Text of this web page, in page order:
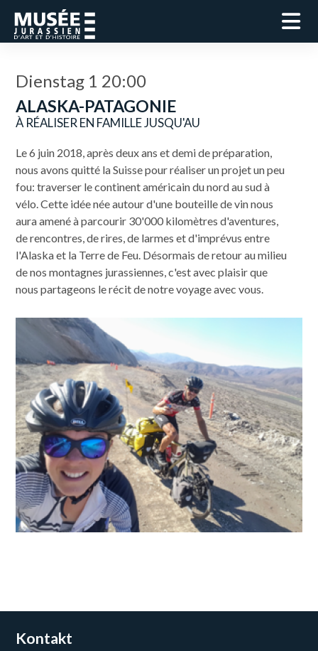
Dienstag 1 20:00
ALASKA-PATAGONIE
À RÉALISER EN FAMILLE JUSQU'AU
Le 6 juin 2018, après deux ans et demi de préparation,
nous avons quitté la Suisse pour réaliser un projet un peu
fou: traverser le continent américain du nord au sud à
vélo. Cette idée née autour d'une bouteille de vin nous
aura amené à parcourir 30'000 kilomètres d'aventures,
de rencontres, de rires, de larmes et d'imprévus entre
l'Alaska et la Terre de Feu. Désormais de retour au milieu
de nos montagnes jurassiennes, c'est avec plaisir que
nous partageons le récit de notre voyage avec vous.
Kontakt